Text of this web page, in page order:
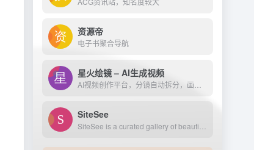
资源帝
电子书聚合导航
星火绘镜 – AI生成视频
SiteSee